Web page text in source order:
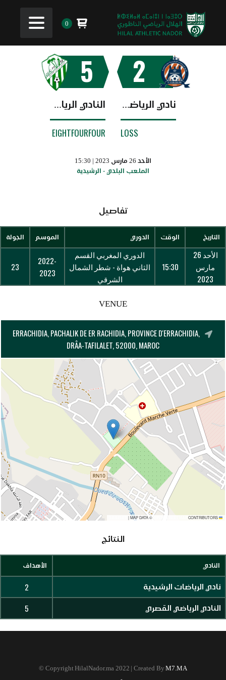
0
2
نادي الرياضات الرشيدية
LOSS
5
النادي الرياضي القصري
EIGHTFOURFOUR
الأحد 26 مارس 2023 | 15:30
الملعب البلدي - الرشيدية
تفاصيل
التاريخ الوقت الدوري الموسم الجولة
الأحد 26
مارس
2023
15:30
الدوري المغربي القسم
الثاني هواة - شطر الشمال
الشرقي
2022-
2023
23
VENUE
ERRACHIDIA, PACHALIK DE ER RACHIDIA, PROVINCE D'ERRACHIDIA,
DRÂA-TAFILALET, 52000, MAROC
LEAFLET
|MAP DATA © CONTRIBUTORS
النتائج
النادي الأهداف
نادي الرياضات الرشيدية 2
النادي الرياضي القصري 5
Copyright HilalNador.ma 2022 | Created ByM7.MA
©